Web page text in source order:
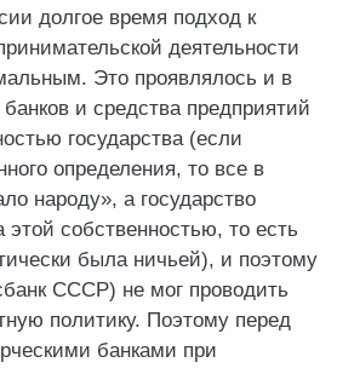
долгое время подход к
деятельности
Это проявлялось и в
и средства предприятий
государства (если
определения, то все в
народу», а государство
собственностью, то есть
была ничьей), и поэтому
СССР) не мог проводить
политику. Поэтому перед
банками при